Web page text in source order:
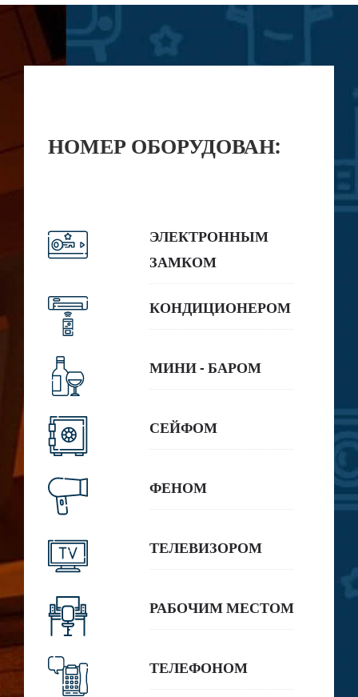
НОМЕР ОБОРУДОВАН:
ЭЛЕКТРОННЫМ
ЗАМКОМ
КОНДИЦИОНЕРОМ
МИНИ - БАРОМ
СЕЙФОМ
ФЕНОМ
ТЕЛЕВИЗОРОМ
РАБОЧИМ МЕСТОМ
ТЕЛЕФОНОМ